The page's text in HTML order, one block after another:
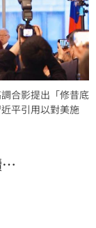
合影提出「修昔底
平引用以對美施
…